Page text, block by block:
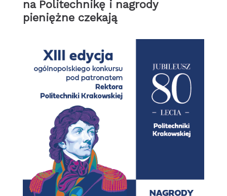
na Politechnikę i nagrody
pieniężne czekają